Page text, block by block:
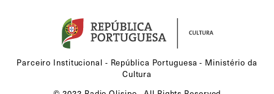
Parceiro Institucional - República Portuguesa - Ministério da
Cultura